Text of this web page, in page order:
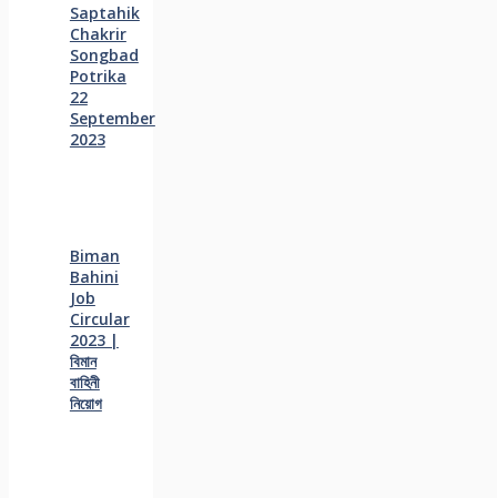
Saptahik
Chakrir
Songbad
Potrika
22
September
2023
Biman
Bahini
Job
Circular
2023 |
বিমান
বাহিনী
নিয়োগ